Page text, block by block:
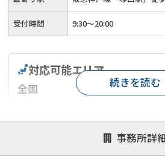
受付時間 9:30～20:00
事務所詳
対応可能エリア
全国
対応が親身 オンライン面談可
1億円以上の買取
続きを読む